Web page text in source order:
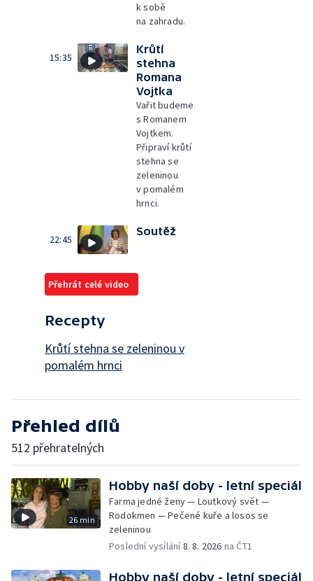
k sobě
na zahradu.
15:35
Krůtí
stehna
Romana
Vojtka
Vařit budeme
s Romanem
Vojtkem.
Připraví krůtí
stehna se
zeleninou
v pomalém
hrnci.
22:45
Soutěž
Přehrát celé video
Recepty
Krůtí stehna se zeleninou v
pomalém hrnci
Přehled dílů
512 přehratelných
26 min
Hobby naší doby - letní speciál
Farma jedné ženy — Loutkový svět —
Rodokmen — Pečené kuře a losos se
zeleninou
Poslední vysílání8. 8. 2026 na ČT1
Hobby naší doby - letní speciál